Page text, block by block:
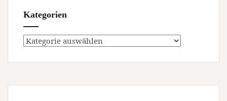
Kategorien
Kategorien